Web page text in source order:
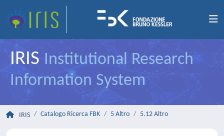
IRIS Institutional Research
Information System
IRIS Catalogo Ricerca FBK 5 Altro 5.12 Altro